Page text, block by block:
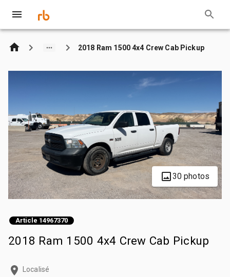
2018 Ram 1500 4x4 Crew Cab Pickup
30 photos
Article 14967370
2018 Ram 1500 4x4 Crew Cab Pickup
Localisé